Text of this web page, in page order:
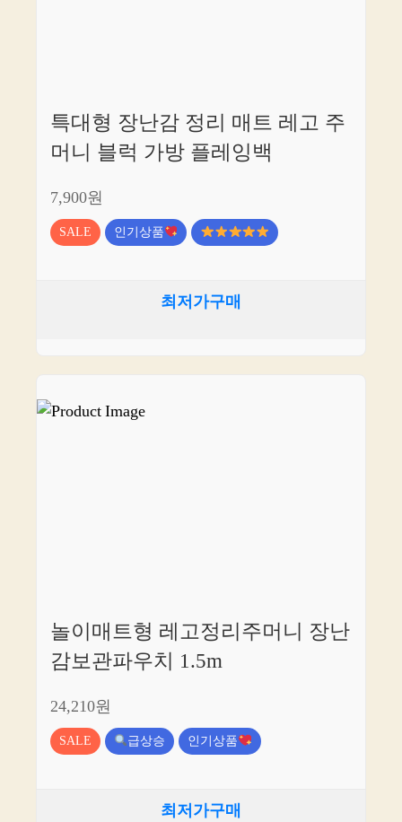
특대형 장난감 정리 매트 레고 주
머니 블럭 가방 플레잉백
7,900원
SALE 인기상품
최저가구매
놀이매트형 레고정리주머니 장난
감보관파우치 1.5m
24,210원
SALE 급상승 인기상품
최저가구매